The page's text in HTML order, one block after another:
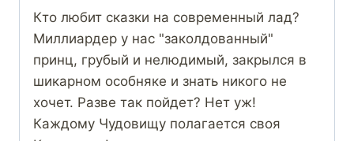
Кто любит сказки на современный лад?
Миллиардер у нас "заколдованный"
принц, грубый и нелюдимый, закрылся в
шикарном особняке и знать никого не
хочет. Разве так пойдет? Нет уж!
Каждому Чудовищу полагается своя